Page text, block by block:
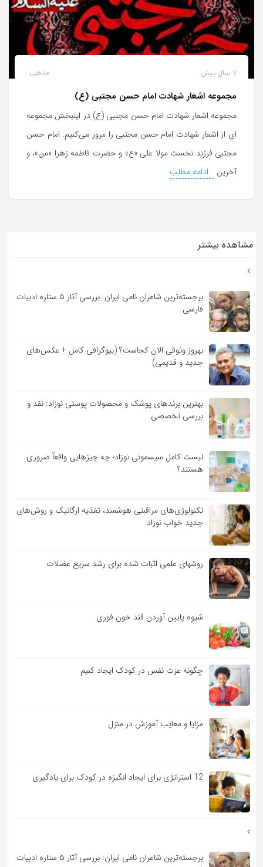
مذهبی 7 سال پیش
مجموعه اشعار شهادت امام حسن مجتبی (ع)
مجموعه اشعار شهادت امام حسن مجتبی (ع) در اینبخش مجموعه
اي از اشعار شهادت امام حسن مجتبی را مرور می‌کنیم. امام حسن
مجتبی فرزند نخست مولا علی «ع» و حضرت فاطمه زهرا «س»، و
آخرین
ادامه مطلب
مشاهده بیشتر
برجسته‌ترین شاعران نامی ایران: بررسی آثار ۵ ستاره ادبیات
فارسی
بهروز وثوقی الان کجاست؟ (بیوگرافی کامل + عکس‌های
جدید و قدیمی)
بهترین برندهای پوشک و محصولات پوستی نوزاد: نقد و
بررسی تخصصی
لیست کامل سیسمونی نوزاد؛ چه چیزهایی واقعاً ضروری
هستند؟
تکنولوژی‌های مراقبتی هوشمند، تغذیه ارگانیک و روش‌های
جدید خواب نوزاد
روشهای علمی اثبات شده برای رشد سریع عضلات
شیوه پایین آوردن قند خون فوری
چگونه عزت نفس در کودک ایجاد کنیم
مزایا و معایب آموزش در منزل
12 استراتژی برای ایجاد انگیزه در کودک برای یادگیری
برجسته‌ترین شاعران نامی ایران: بررسی آثار ۵ ستاره ادبیات